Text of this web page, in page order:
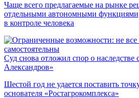
Чаще всего предлагаемые на рынке
отдельными автономными
в контроле человека
Суд снова отложил спор о наследстве
Александров»
Шестой год не удается поставить
основателя «Ростагрокомплекса»